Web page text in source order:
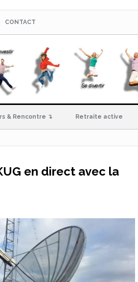
CONTACT
& Rencontre ↴ Retraite active
en direct avec la